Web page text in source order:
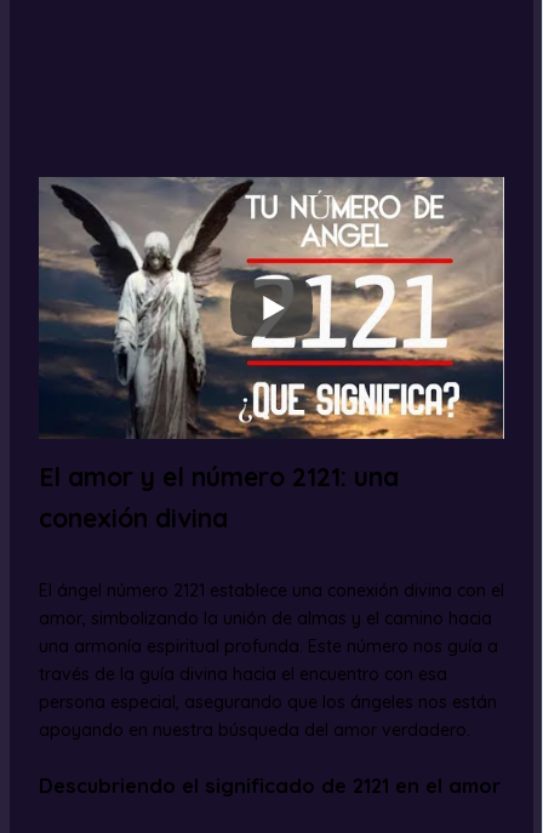
El amor y el número 2121: una
conexión divina
El ángel número 2121 establece una conexión divina con el
amor, simbolizando la unión de almas y el camino hacia
una armonía espiritual profunda. Este número nos guía a
través de la guía divina hacia el encuentro con esa
persona especial, asegurando que los ángeles nos están
apoyando en nuestra búsqueda del amor verdadero.
Descubriendo el significado de 2121 en el amor